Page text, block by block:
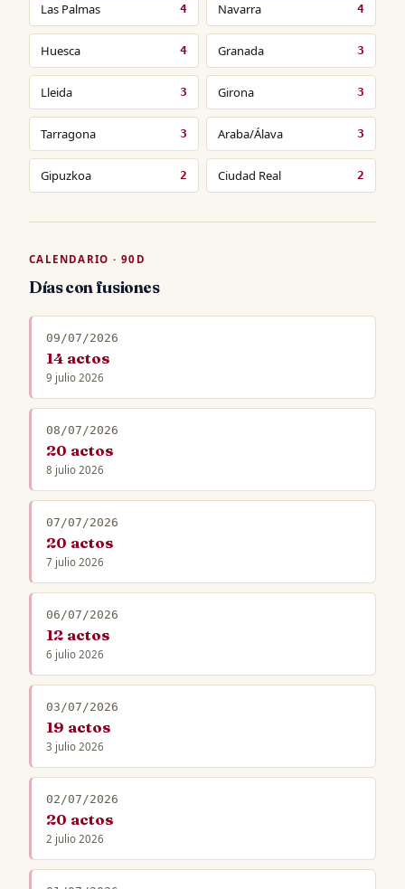
Las Palmas 4 Navarra 4
Huesca 4 Granada 3
Lleida 3 Girona 3
Tarragona 3 Araba/Álava 3
Gipuzkoa 2 Ciudad Real 2
CALENDARIO · 90D
Días con fusiones
09/07/2026
14 actos
9 julio 2026
08/07/2026
20 actos
8 julio 2026
07/07/2026
20 actos
7 julio 2026
06/07/2026
12 actos
6 julio 2026
03/07/2026
19 actos
3 julio 2026
02/07/2026
20 actos
2 julio 2026